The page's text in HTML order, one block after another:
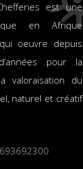
est une
en Afrique
oeuvre depuis
pour la
valoraisation du
naturel et créatif